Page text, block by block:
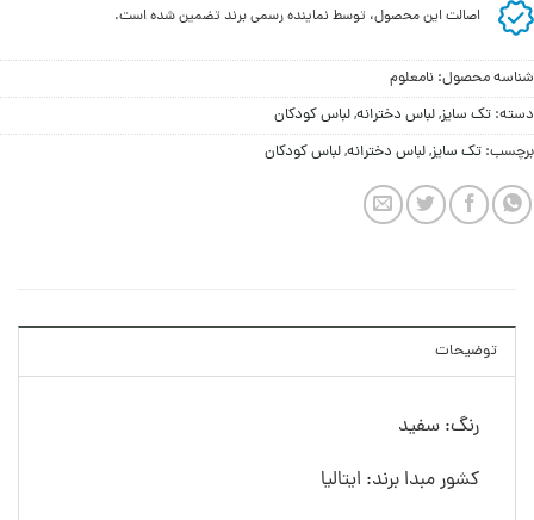
اصالت این محصول، توسط نماینده رسمی برند تضمین شده است.
شناسه محصول: نامعلوم
دسته: تک سایز,لباس دخترانه,لباس کودکان
برچسب: تک سایز,لباس دخترانه,لباس کودکان
توضیحات
رنگ: سفید
کشور مبدا برند: ایتالیا